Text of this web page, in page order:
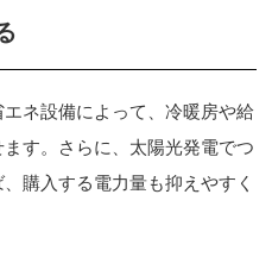
ネ設備によって、冷暖房や給
す。さらに、太陽光発電でつ
購入する電力量も抑えやすく